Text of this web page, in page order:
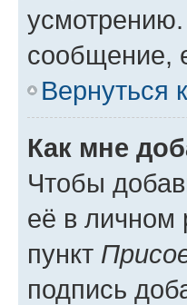
усмотрению.
сообщение,
Вернуться
Как мне
Чтобы
её в личном
пункт
подпись